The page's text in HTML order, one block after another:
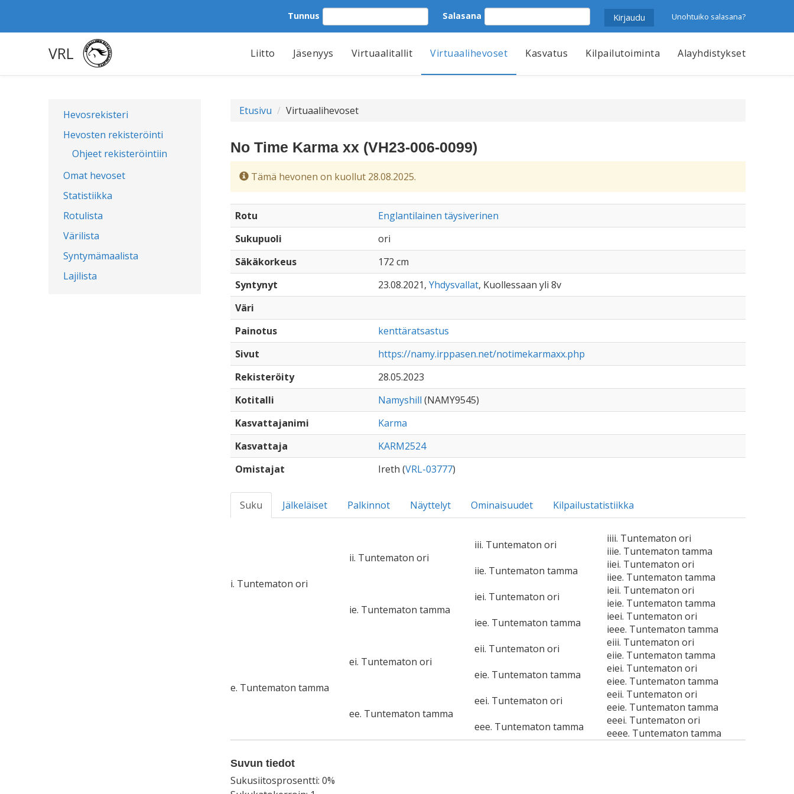
Tunnus Salasana Unohtuiko salasana?
VRL Liitto Jäsenyys Virtuaalitallit Virtuaalihevoset Kasvatus Kilpailutoiminta Alayhdistykset
Hevosrekisteri
Hevosten rekisteröinti
Ohjeet rekisteröintiin
Omat hevoset
Statistiikka
Rotulista
Värilista
Syntymämaalista
Lajilista
Etusivu Virtuaalihevoset
No Time Karma xx (VH23-006-0099)
Tämä hevonen on kuollut 28.08.2025.
Rotu
Englantilainen täysiverinen
Sukupuoli
ori
Säkäkorkeus
172 cm
Syntynyt
23.08.2021, Yhdysvallat, Kuollessaan yli 8v
Väri
Painotus
kenttäratsastus
Sivut
https://namy.irppasen.net/notimekarmaxx.php
Rekisteröity
28.05.2023
Kotitalli
Namyshill (NAMY9545)
Kasvattajanimi
Karma
Kasvattaja
KARM2524
Omistajat
Ireth (VRL-03777)
Suku Jälkeläiset Palkinnot Näyttelyt Ominaisuudet Kilpailustatistiikka
i. Tuntematon ori
ii. Tuntematon ori
iii. Tuntematon ori
iiii. Tuntematon ori
iiie. Tuntematon tamma
iie. Tuntematon tamma
iiei. Tuntematon ori
iiee. Tuntematon tamma
ie. Tuntematon tamma
iei. Tuntematon ori
ieii. Tuntematon ori
ieie. Tuntematon tamma
iee. Tuntematon tamma
ieei. Tuntematon ori
ieee. Tuntematon tamma
e. Tuntematon tamma
ei. Tuntematon ori
eii. Tuntematon ori
eiii. Tuntematon ori
eiie. Tuntematon tamma
eie. Tuntematon tamma
eiei. Tuntematon ori
eiee. Tuntematon tamma
ee. Tuntematon tamma
eei. Tuntematon ori
eeii. Tuntematon ori
eeie. Tuntematon tamma
eee. Tuntematon tamma
eeei. Tuntematon ori
eeee. Tuntematon tamma
Suvun tiedot
Sukusiitosprosentti: 0%